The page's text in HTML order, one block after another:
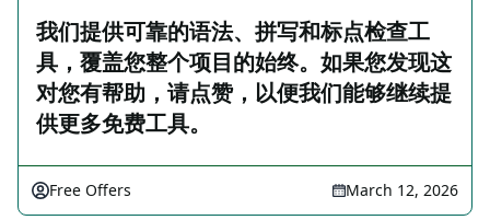
我们提供可靠的语法、拼写和标点检查工
具，覆盖您整个项目的始终。如果您发现这
对您有帮助，请点赞，以便我们能够继续提
供更多免费工具。
Free Offers March 12, 2026